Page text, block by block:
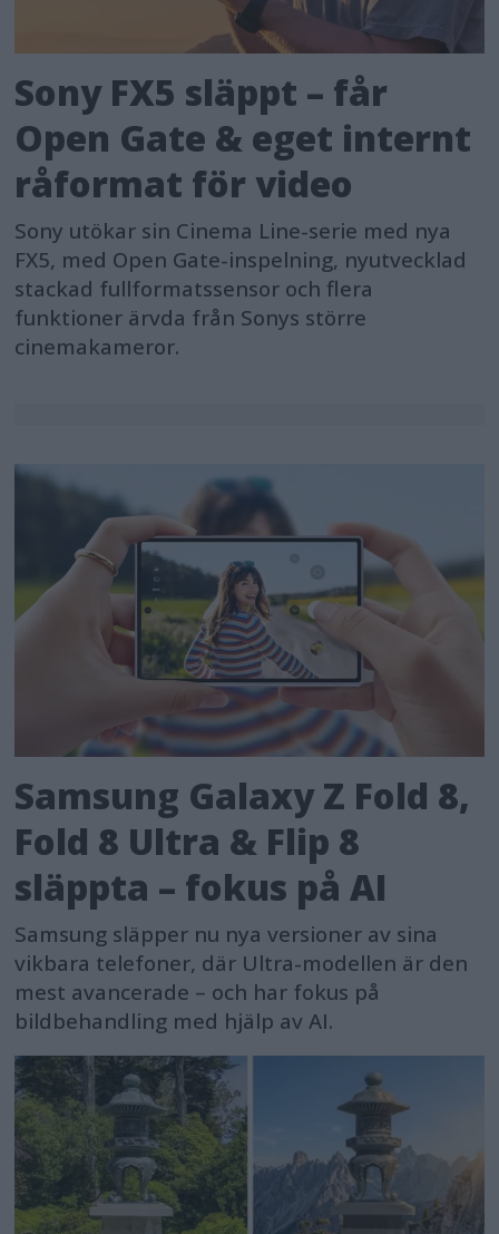
Sony FX5 släppt – får
Open Gate & eget internt
råformat för video
Sony utökar sin Cinema Line-serie med nya
FX5, med Open Gate-inspelning, nyutvecklad
stackad fullformatssensor och flera
funktioner ärvda från Sonys större
cinemakameror.
Samsung Galaxy Z Fold 8,
Fold 8 Ultra & Flip 8
släppta – fokus på AI
Samsung släpper nu nya versioner av sina
vikbara telefoner, där Ultra-modellen är den
mest avancerade – och har fokus på
bildbehandling med hjälp av AI.